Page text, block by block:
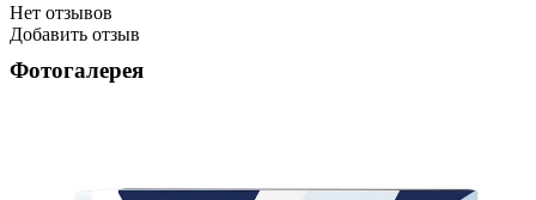
Нет отзывов
Добавить отзыв
Фотогалерея